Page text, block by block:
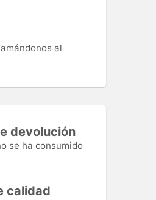
al
devolución
se ha consumido
calidad